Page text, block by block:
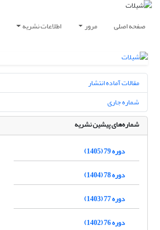
صفحه اصلی مرور اطلاعات نشریه
مقالات آماده انتشار
شماره جاری
شماره‌های پیشین نشریه
دوره 79 (1405)
دوره 78 (1404)
دوره 77 (1403)
دوره 76 (1402)